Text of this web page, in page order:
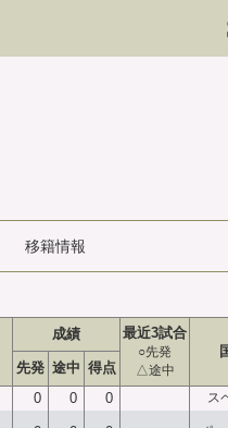
移籍情報
成績 最近3試合
○先発
△途中
先発 途中 得点
0 0 0 ス